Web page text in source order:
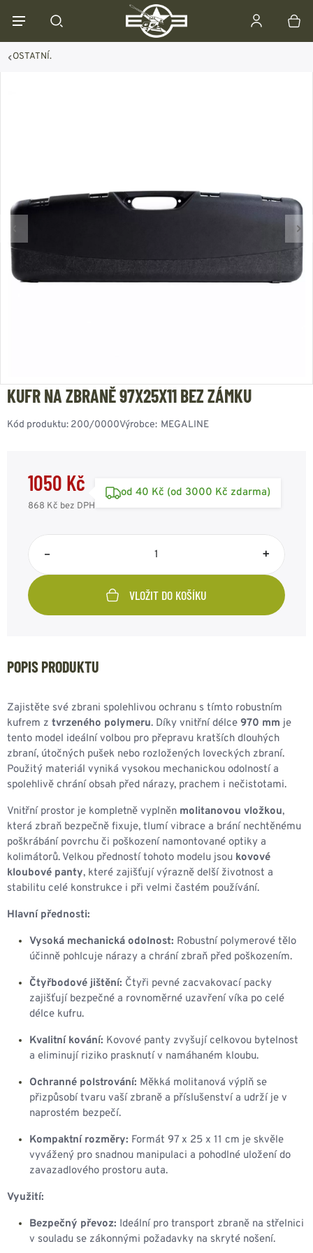
OSTATNÍ.
KUFR NA ZBRANĚ 97X25X11 BEZ ZÁMKU
Kód produktu: 200/0000Výrobce: MEGALINE
1050 Kč
868 Kč bez DPH
od 40 Kč (od 3000 Kč zdarma)
– +
VLOŽIT DO KOŠÍKU
POPIS PRODUKTU
Zajistěte své zbrani spolehlivou ochranu s tímto robustním
kufrem z tvrzeného polymeru. Díky vnitřní délce 970 mm je
tento model ideální volbou pro přepravu kratších dlouhých
zbraní, útočných pušek nebo rozložených loveckých zbraní.
Použitý materiál vyniká vysokou mechanickou odolností a
spolehlivě chrání obsah před nárazy, prachem i nečistotami.
Vnitřní prostor je kompletně vyplněn molitanovou vložkou,
která zbraň bezpečně fixuje, tlumí vibrace a brání nechtěnému
poškrábání povrchu či poškození namontované optiky a
kolimátorů. Velkou předností tohoto modelu jsou kovové
kloubové panty, které zajišťují výrazně delší životnost a
stabilitu celé konstrukce i při velmi častém používání.
Hlavní přednosti:
Vysoká mechanická odolnost: Robustní polymerové tělo
účinně pohlcuje nárazy a chrání zbraň před poškozením.
Čtyřbodové jištění: Čtyři pevné zacvakovací packy
zajišťují bezpečné a rovnoměrné uzavření víka po celé
délce kufru.
Kvalitní kování: Kovové panty zvyšují celkovou bytelnost
a eliminují riziko prasknutí v namáhaném kloubu.
Ochranné polstrování: Měkká molitanová výplň se
přizpůsobí tvaru vaší zbraně a příslušenství a udrží je v
naprostém bezpečí.
Kompaktní rozměry: Formát 97 x 25 x 11 cm je skvěle
vyvážený pro snadnou manipulaci a pohodlné uložení do
zavazadlového prostoru auta.
Využití:
Bezpečný převoz: Ideální pro transport zbraně na střelnici
v souladu se zákonnými požadavky na skryté nošení.